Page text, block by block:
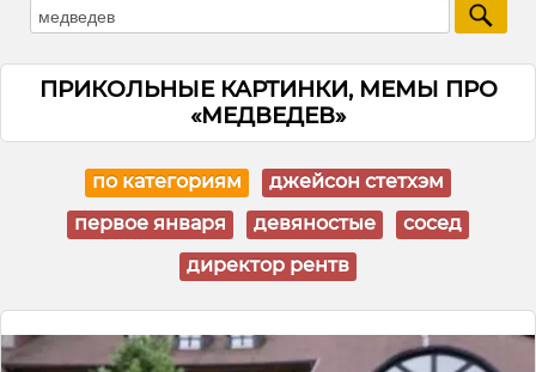
ПРИКОЛЬНЫЕ КАРТИНКИ, МЕМЫ ПРО
«МЕДВЕДЕВ»
по категориям
джейсон стетхэм
первое января
девяностые
сосед
директор рентв